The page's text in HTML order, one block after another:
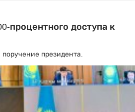
процентного доступа к
президента.